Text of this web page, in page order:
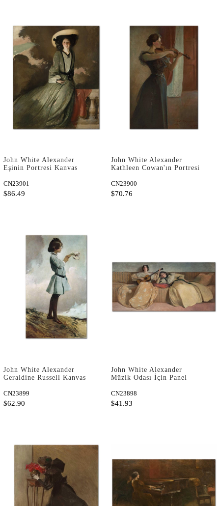
John White Alexander
Eşinin Portresi Kanvas
CN23901
$86.49
John White Alexander
Kathleen Cowan'ın Portresi
CN23900
$70.76
John White Alexander
Geraldine Russell Kanvas
CN23899
$62.90
John White Alexander
Müzik Odası İçin Panel
CN23898
$41.93